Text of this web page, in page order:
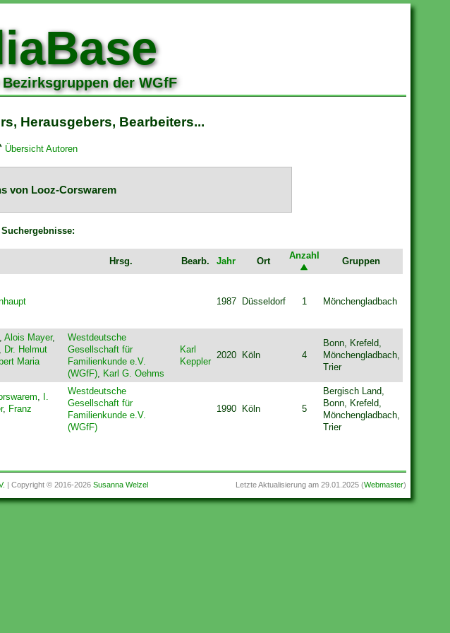
der WGfF
Herausgebers, Bearbeiters...
Übersicht Autoren
von Looz-Corswarem
Suchergebnisse:
Hrsg. Bearb. Jahr Ort
Anzahl
Gruppen
1987 Düsseldorf 1 Mönchengladbach
Alois Mayer,
Dr. Helmut
Maria
Westdeutsche
Gesellschaft für
Familienkunde e.V.
(WGfF), Karl G. Oehms
Karl
Keppler
2020 Köln 4
Bonn, Krefeld,
Mönchengladbach,
Trier
,
I.
, Franz
Westdeutsche
Gesellschaft für
Familienkunde e.V.
(WGfF)
1990 Köln 5
Bergisch Land,
Bonn, Krefeld,
Mönchengladbach,
Trier
Letzte Aktualisierung am29.01.2025(Webmaster)
| Copyright © 2016-2026Susanna Welzel